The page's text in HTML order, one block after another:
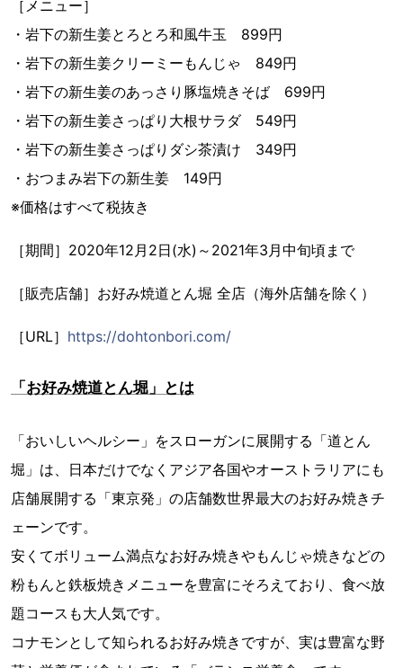
［メニュー］
・岩下の新生姜とろとろ和風牛玉 899円
・岩下の新生姜クリーミーもんじゃ 849円
・岩下の新生姜のあっさり豚塩焼きそば 699円
・岩下の新生姜さっぱり大根サラダ 549円
・岩下の新生姜さっぱりダシ茶漬け 349円
・おつまみ岩下の新生姜 149円
※価格はすべて税抜き
［期間］2020年12月2日(水)～2021年3月中旬頃まで
［販売店舗］お好み焼道とん堀 全店（海外店舗を除く）
［URL］ https://dohtonbori.com/
「お好み焼道とん堀」とは
「おいしいヘルシー」をスローガンに展開する「道とん
堀」は、日本だけでなくアジア各国やオーストラリアにも
店舗展開する「東京発」の店舗数世界最大のお好み焼きチ
ェーンです。
安くてボリューム満点なお好み焼きやもんじゃ焼きなどの
粉もんと鉄板焼きメニューを豊富にそろえており、食べ放
題コースも大人気です。
コナモンとして知られるお好み焼きですが、実は豊富な野